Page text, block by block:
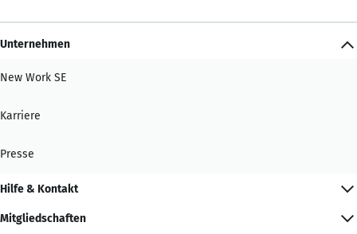
Unternehmen
New Work SE
Karriere
Presse
Hilfe & Kontakt
Mitgliedschaften